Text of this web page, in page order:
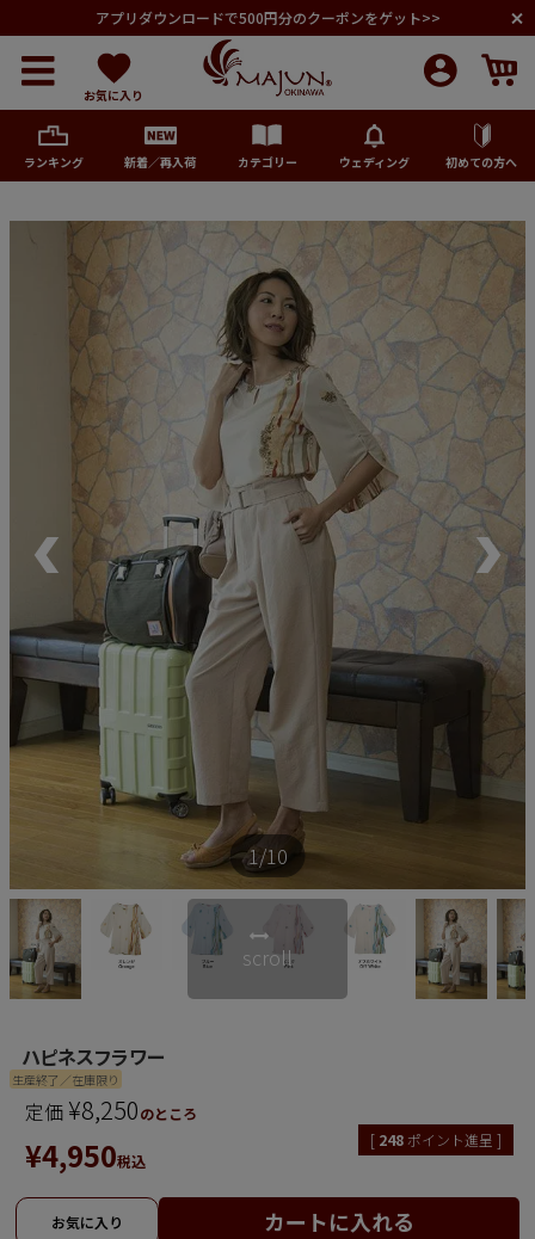
アプリダウンロードで500円分のクーポンをゲット>>
お気に入り
ランキング 新着／再入荷 カテゴリー ウェディング 初めての方へ
メンズ
レディース
ペア商品
ランキング
新商品
再入荷商品
アウトレット
サイズから探す
1/10
scroll
ハピネスフラワー
生産終了／在庫限り
定価 ¥8,250のところ
¥4,950税込
[ 248 ポイント進呈 ]
カートに入れる